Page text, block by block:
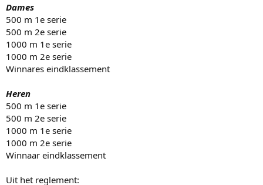
Dames
500 m 1e serie
500 m 2e serie
1000 m 1e serie
1000 m 2e serie
Winnares eindklassement
Heren
500 m 1e serie
500 m 2e serie
1000 m 1e serie
1000 m 2e serie
Winnaar eindklassement
Uit het reglement: